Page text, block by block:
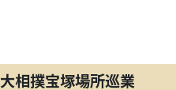
大相撲宝塚場所巡業